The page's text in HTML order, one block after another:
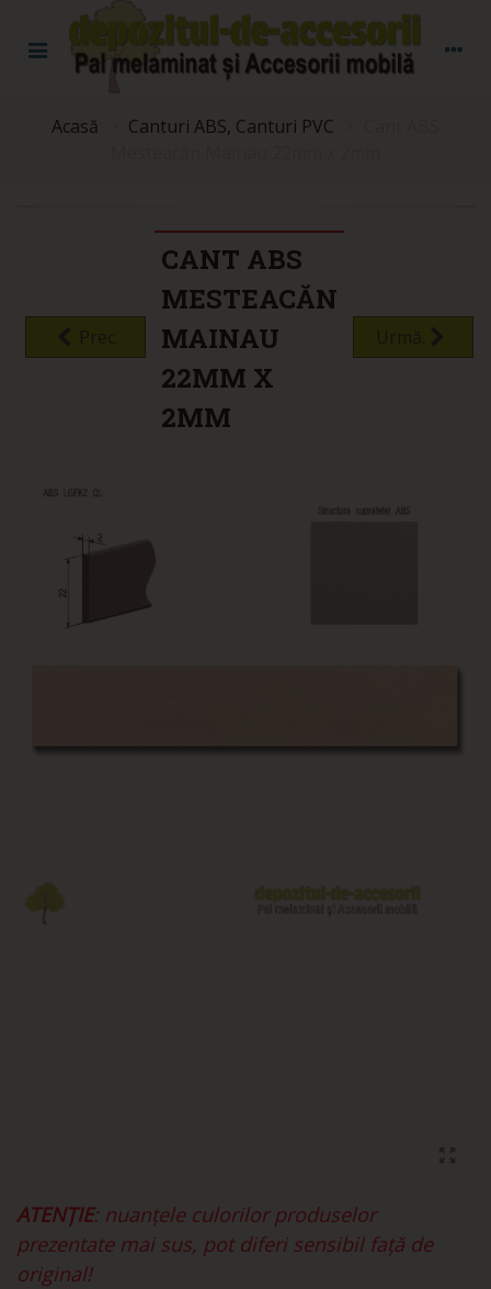
Acasă Canturi ABS, Canturi PVC
CANT ABS
MESTEACĂN
MAINAU
22MM X
2MM
ATENȚIE: nuanțele culorilor produselor
prezentate mai sus, pot diferi sensibil față de
original!